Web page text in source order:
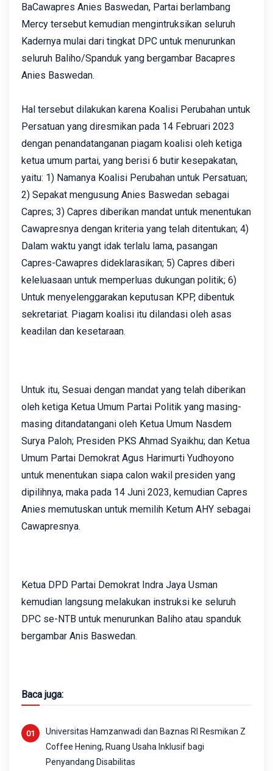
BaCawapres Anies Baswedan, Partai berlambang
Mercy tersebut kemudian mengintruksikan seluruh
Kadernya mulai dari tingkat DPC untuk menurunkan
seluruh Baliho/Spanduk yang bergambar Bacapres
Anies Baswedan.
Hal tersebut dilakukan karena Koalisi Perubahan untuk
Persatuan yang diresmikan pada 14 Februari 2023
dengan penandatanganan piagam koalisi oleh ketiga
ketua umum partai, yang berisi 6 butir kesepakatan,
yaitu: 1) Namanya Koalisi Perubahan untuk Persatuan;
2) Sepakat mengusung Anies Baswedan sebagai
Capres; 3) Capres diberikan mandat untuk menentukan
Cawapresnya dengan kriteria yang telah ditentukan; 4)
Dalam waktu yangt idak terlalu lama, pasangan
Capres-Cawapres dideklarasikan; 5) Capres diberi
keleluasaan untuk memperluas dukungan politik; 6)
Untuk menyelenggarakan keputusan KPP, dibentuk
sekretariat. Piagam koalisi itu dilandasi oleh asas
keadilan dan kesetaraan.
Untuk itu, Sesuai dengan mandat yang telah diberikan
oleh ketiga Ketua Umum Partai Politik yang masing-
masing ditandatangani oleh Ketua Umum Nasdem
Surya Paloh; Presiden PKS Ahmad Syaikhu; dan Ketua
Umum Partai Demokrat Agus Harimurti Yudhoyono
untuk menentukan siapa calon wakil presiden yang
dipilihnya, maka pada 14 Juni 2023, kemudian Capres
Anies memutuskan untuk memilih Ketum AHY sebagai
Cawapresnya.
Ketua DPD Partai Demokrat Indra Jaya Usman
kemudian langsung melakukan instruksi ke seluruh
DPC se-NTB untuk menurunkan Baliho atau spanduk
bergambar Anis Baswedan.
Baca juga:
Universitas Hamzanwadi dan Baznas RI Resmikan Z
Coffee Hening, Ruang Usaha Inklusif bagi
Penyandang Disabilitas